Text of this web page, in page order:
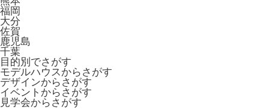
福岡
大分
佐賀
鹿児島
千葉
目的別でさがす
モデルハウスからさがす
デザインからさがす
イベントからさがす
見学会からさがす